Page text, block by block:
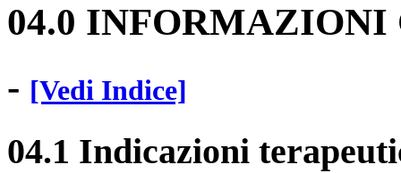
04.0
- [Vedi Indice]
04.1 Indicazioni